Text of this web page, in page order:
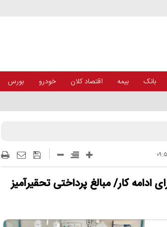
بانک بیمه اقتصاد کلان خودرو بورس
ادامه کار/ مبالغ پرداختی تحقیرآمیز